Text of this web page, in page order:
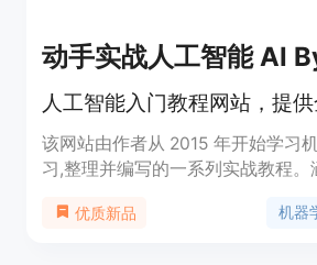
动手实战人工智能 AI
该网站由作者从 2015 年开始学习
习,整理并编写的一系列实战教程。
有代码实现,旨在帮助初学者全面
优质新品 机器